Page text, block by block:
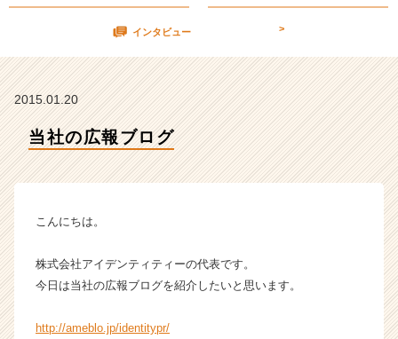
イ
デ
ー
タ
ン】
|
ン
インタビュー >
2015.01.20
当社の広報ブログ
こんにちは。
株式会社アイデンティティーの代表です。
今日は当社の広報ブログを紹介したいと思います。
http://ameblo.jp/identitypr/